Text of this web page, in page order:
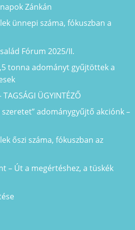
Zánkán
ünnepi száma, fókuszban a
Fórum 2025/II.
tonna adományt gyűjtöttek a
TAGSÁGI ÜGYINTÉZŐ
szeretet” adománygyűjtő akciónk –
őszi száma, fókuszban az
– Út a megértéshez, a tüskék